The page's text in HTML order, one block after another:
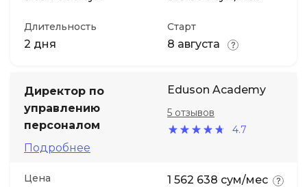
Длительность
2 дня
Старт
8 августа
Директор по
управлению
персоналом
Подробнее
Eduson Academy
4.7
5 отзывов
Цена 1 562 638 сум/мес